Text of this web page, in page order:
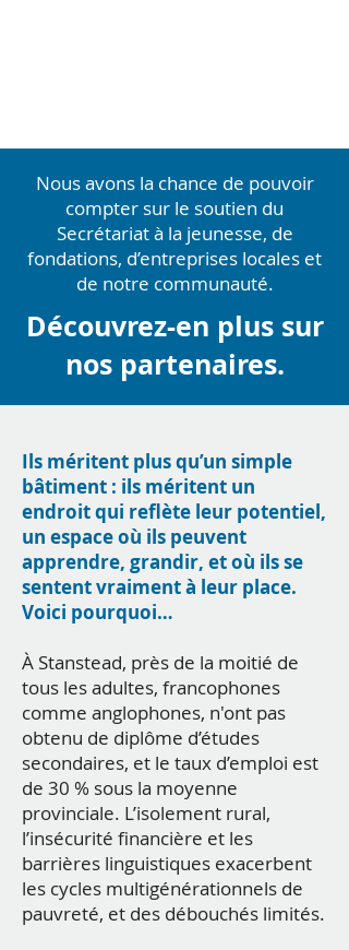
Nous avons la chance de pouvoir
compter sur le soutien du
Secrétariat à la jeunesse, de
fondations, d’entreprises locales et
de notre communauté.
Découvrez-en plus sur
nos partenaires.
Ils méritent plus qu’un simple
bâtiment : ils méritent un
endroit qui reflète leur potentiel,
un espace où ils peuvent
apprendre, grandir, et où ils se
sentent vraiment à leur place.
Voici pourquoi…
À Stanstead, près de la moitié de
tous les adultes, francophones
comme anglophones, n'ont pas
obtenu de diplôme d’études
secondaires, et le taux d’emploi est
de 30 % sous la moyenne
provinciale. L’isolement rural,
l’insécurité financière et les
barrières linguistiques exacerbent
les cycles multigénérationnels de
pauvreté, et des débouchés limités.